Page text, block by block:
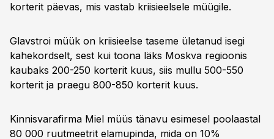
korterit päevas, mis vastab kriisieelsele müügile.
Glavstroi müük on kriisieelse taseme ületanud isegi
kahekordselt, sest kui toona läks Moskva regioonis
kaubaks 200-250 korterit kuus, siis mullu 500-550
korterit ja praegu 800-850 korterit kuus.
Kinnisvarafirma Miel müüs tänavu esimesel poolaastal
80 000 ruutmeetrit elamupinda, mida on 10%